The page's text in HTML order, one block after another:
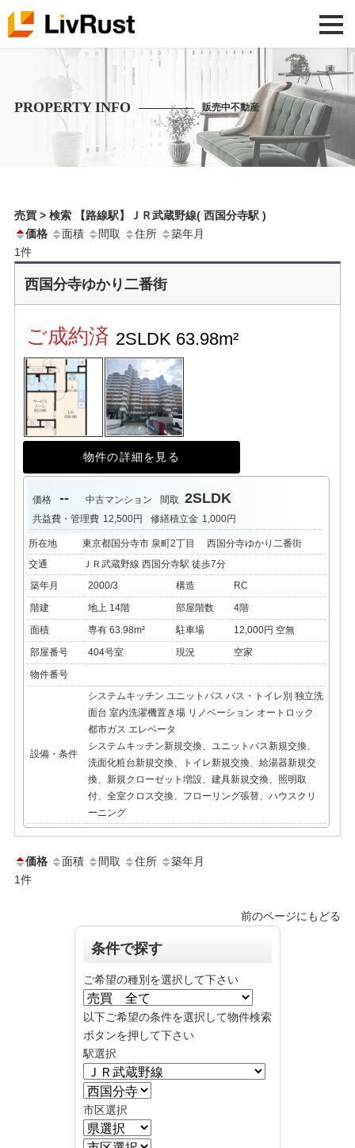
PROPERTY INFO 販売中不動産
売買 > 検索 【路線駅】ＪＲ武蔵野線( 西国分寺駅 )
価格
面積 間取 住所
築年月
1件
西国分寺ゆかり二番街
ご成約済 2SLDK 63.98m²
物件の詳細を見る
価格 -- 中古マンション 間取 2SLDK
共益費・管理費 12,500円 修繕積立金 1,000円
所在地
東京都国分寺市 泉町2丁目 西国分寺ゆかり二番街
交通
ＪＲ武蔵野線 西国分寺駅 徒歩7分
築年月
2000/3 構造
RC
階建
地上 14階 部屋階数
4階
面積
専有 63.98m² 駐車場
12,000円 空無
部屋番号
404号室 現況
空家
物件番号
設備・条件
システムキッチン ユニットバス バス・トイレ別 独立洗
面台 室内洗濯機置き場 リノベーション オートロック
都市ガス エレベータ
システムキッチン新規交換、ユニットバス新規交換、
洗面化粧台新規交換、トイレ新規交換、給湯器新規交
換、新規クローゼット増設、建具新規交換、照明取
付、全室クロス交換、フローリング張替、ハウスクリ
ーニング
価格 面積 間取 住所
築年月
1件
前のページにもどる
条件で探す
ご希望の種別を選択して下さい
以下ご希望の条件を選択して物件検索
ボタンを押して下さい
駅選択
市区選択